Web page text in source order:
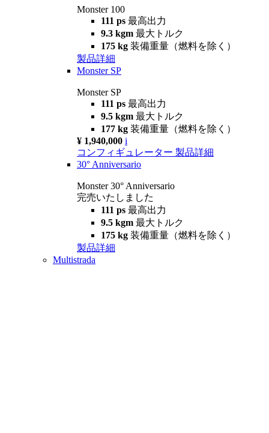
Monster 100
111 ps 最高出力
9.3 kgm 最大トルク
175 kg 装備重量（燃料を除く）
製品詳細
Monster SP
Monster SP
111 ps 最高出力
9.5 kgm 最大トルク
177 kg 装備重量（燃料を除く）
¥ 1,940,000 i
コンフィギュレーター 製品詳細
30° Anniversario
Monster 30° Anniversario
完売いたしました
111 ps 最高出力
9.5 kgm 最大トルク
175 kg 装備重量（燃料を除く）
製品詳細
Multistrada